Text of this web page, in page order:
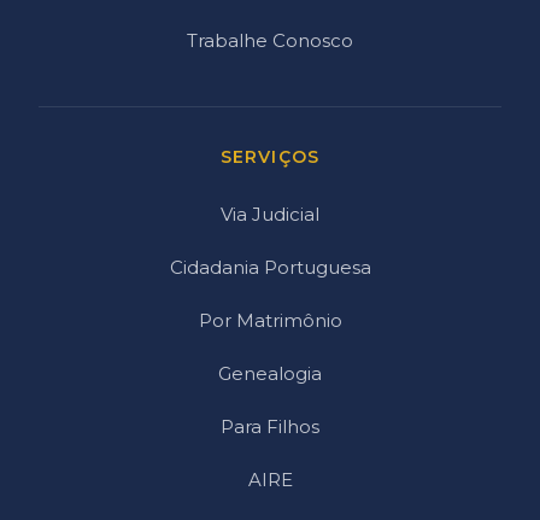
Trabalhe Conosco
SERVIÇOS
Via Judicial
Cidadania Portuguesa
Por Matrimônio
Genealogia
Para Filhos
AIRE